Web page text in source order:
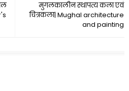
मुगलकालीन स्थापत्य कला एवं
चित्रकला| Mughal architecture
and painting